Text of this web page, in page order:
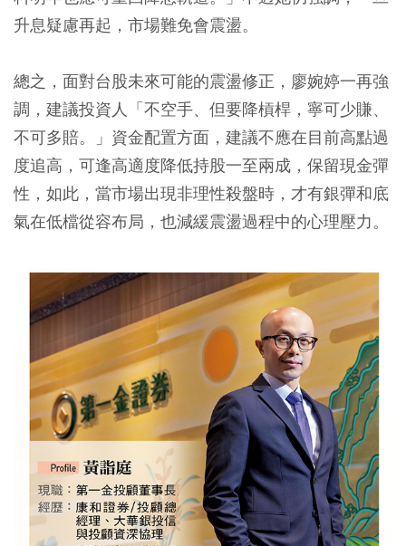
升息疑慮再起，市場難免會震盪。
總之，面對台股未來可能的震盪修正，廖婉婷一再強
調，建議投資人「不空手、但要降槓桿，寧可少賺、
不可多賠。」資金配置方面，建議不應在目前高點過
度追高，可逢高適度降低持股一至兩成，保留現金彈
性，如此，當市場出現非理性殺盤時，才有銀彈和底
氣在低檔從容布局，也減緩震盪過程中的心理壓力。